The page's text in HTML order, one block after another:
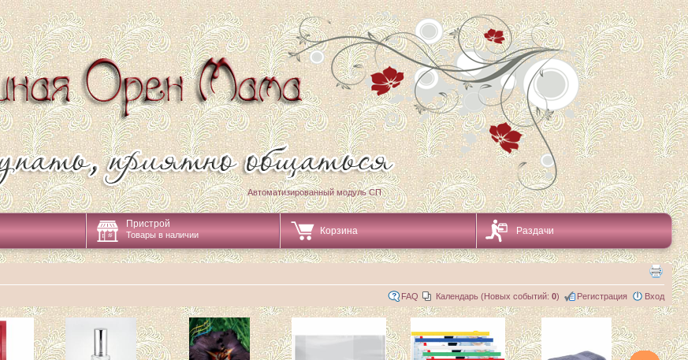
Автоматизированный модуль СП
Пристрой
Товары в наличии Корзина Раздачи
FAQ Календарь (Новых событий: 0) Регистрация Вход